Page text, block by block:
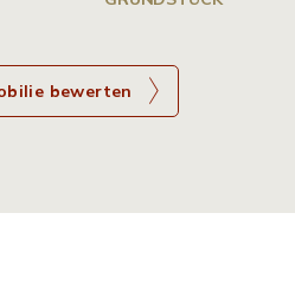
bewerten